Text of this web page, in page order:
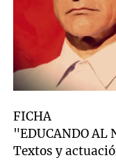
FICHA
"EDUCANDO AL
Textos y